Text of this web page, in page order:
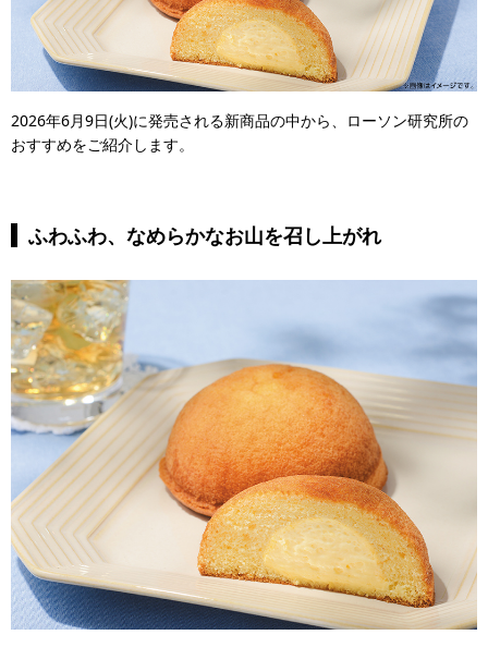
2026年6月9日(火)に発売される新商品の中から、ローソン研究所の
おすすめをご紹介します。
ふわふわ、なめらかなお山を召し上がれ